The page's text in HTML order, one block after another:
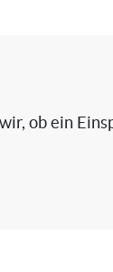
ob ein